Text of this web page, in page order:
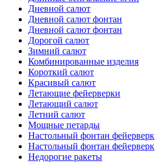
Дневной салют
Дневной салют фонтан
Дневной салют фонтан
Дорогой салют
Зимний салют
Комбинированные изделия
Короткий салют
Красивый салют
Летающие фейерверки
Летающий салют
Летний салют
Мощные петарды
Настольный фонтан фейерверк
Настольный фонтан фейерверк
Недорогие ракеты